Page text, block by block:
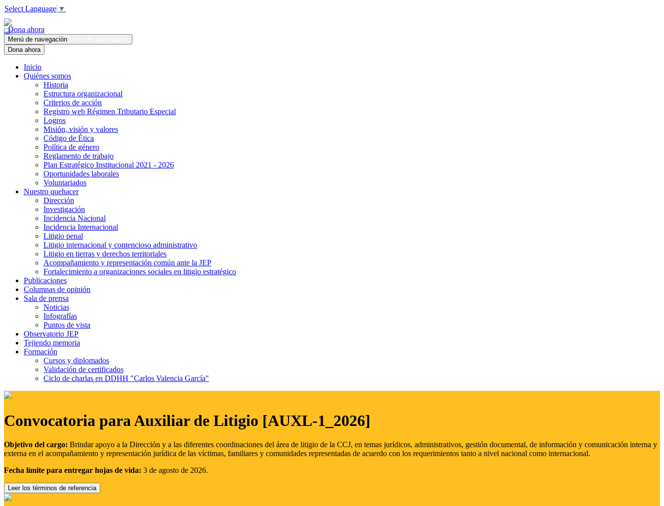
Select Language ▼
Dona ahora
Menú de navegación
Dona ahora
Inicio
Quiénes somos
Historia
Estructura organizacional
Criterios de acción
Registro web Régimen Tributario Especial
Logros
Misión, visión y valores
Código de Ética
Política de género
Reglamento de trabajo
Plan Estratégico Institucional 2021 - 2026
Oportunidades laborales
Voluntariados
Nuestro quehacer
Dirección
Investigación
Incidencia Nacional
Incidencia Internacional
Litigio penal
Litigio internacional y contencioso administrativo
Litigio en tierras y derechos territoriales
Acompañamiento y representación común ante la JEP
Fortalecimiento a organizaciones sociales en litigio estratégico
Publicaciones
Columnas de opinión
Sala de prensa
Noticias
Infografías
Puntos de vista
Observatorio JEP
Tejiendo memoria
Formación
Cursos y diplomados
Validación de certificados
Ciclo de charlas en DDHH "Carlos Valencia García"
Convocatoria para Auxiliar de Litigio [AUXL-1_2026]
Objetivo del cargo: Brindar apoyo a la Dirección y a las diferentes coordinaciones del área de litigio de la CCJ, en temas jurídicos, administrativos, gestión documental, de información y comunicación interna y
externa en el acompañamiento y representación jurídica de las víctimas, familiares y comunidades representadas de acuerdo con los requerimientos tanto a nivel nacional como internacional.
Fecha límite para entregar hojas de vida: 3 de agosto de 2026.
Leer los términos de referencia